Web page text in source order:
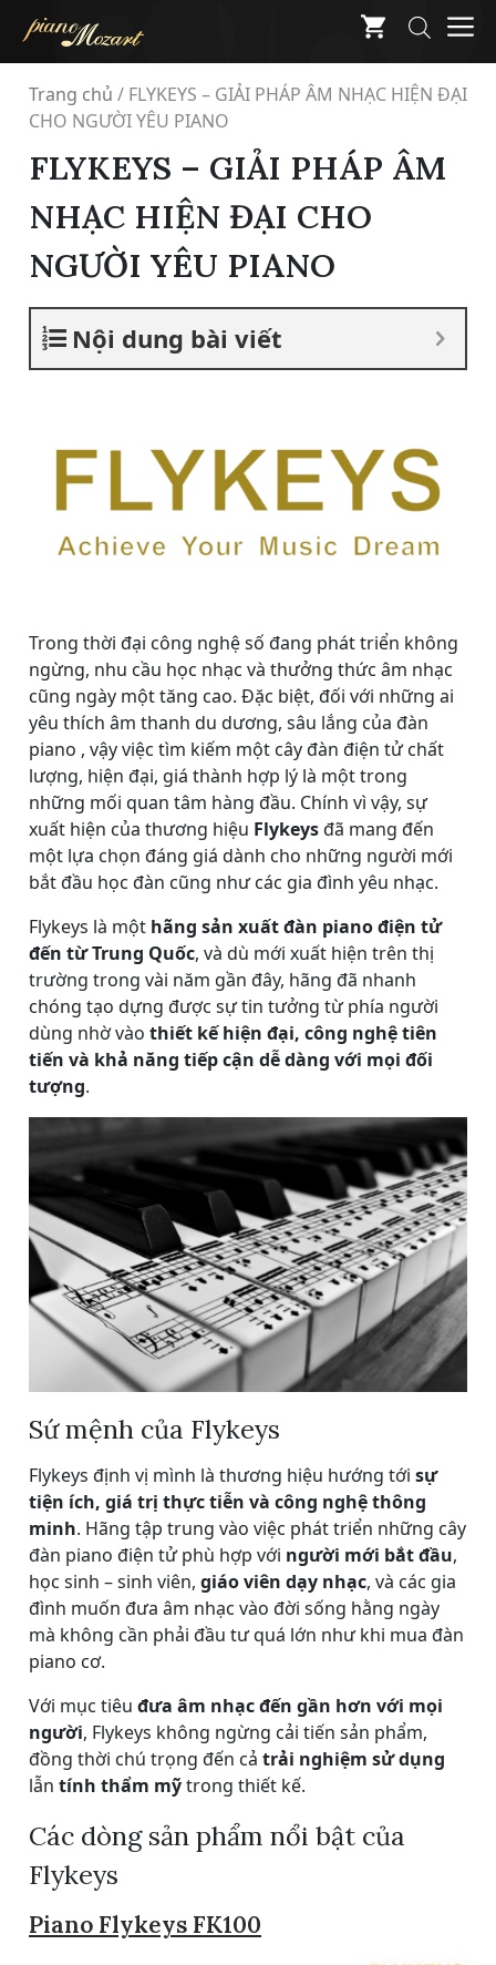
content
Trang chủ / FLYKEYS – GIẢI PHÁP ÂM NHẠC HIỆN ĐẠI
CHO NGƯỜI YÊU PIANO
FLYKEYS – GIẢI PHÁP ÂM
NHẠC HIỆN ĐẠI CHO
NGƯỜI YÊU PIANO
Nội dung bài viết
Trong thời đại công nghệ số đang phát triển không
ngừng, nhu cầu học nhạc và thưởng thức âm nhạc
cũng ngày một tăng cao. Đặc biệt, đối với những ai
yêu thích âm thanh du dương, sâu lắng của đàn
piano , vậy việc tìm kiếm một cây đàn điện tử chất
lượng, hiện đại, giá thành hợp lý là một trong
những mối quan tâm hàng đầu. Chính vì vậy, sự
xuất hiện của thương hiệu Flykeysđã mang đến
một lựa chọn đáng giá dành cho những người mới
bắt đầu học đàn cũng như các gia đình yêu nhạc.
Flykeys là một hãng sản xuất đàn piano điện tử
đến từ Trung Quốc, và dù mới xuất hiện trên thị
trường trong vài năm gần đây, hãng đã nhanh
chóng tạo dựng được sự tin tưởng từ phía người
dùng nhờ vào thiết kế hiện đại, công nghệ tiên
tiến và khả năng tiếp cận dễ dàng với mọi đối
tượng.
Sứ mệnh của Flykeys
Flykeys định vị mình là thương hiệu hướng tới sự
tiện ích, giá trị thực tiễn và công nghệ thông
minh. Hãng tập trung vào việc phát triển những cây
đàn piano điện tử phù hợp với người mới bắt đầu,
học sinh – sinh viên, giáo viên dạy nhạc, và các gia
đình muốn đưa âm nhạc vào đời sống hằng ngày
mà không cần phải đầu tư quá lớn như khi mua đàn
piano cơ.
Với mục tiêu đưa âm nhạc đến gần hơn với mọi
người, Flykeys không ngừng cải tiến sản phẩm,
đồng thời chú trọng đến cả trải nghiệm sử dụng
lẫn tính thẩm mỹtrong thiết kế.
Các dòng sản phẩm nổi bật của
Flykeys
Piano Flykeys FK100